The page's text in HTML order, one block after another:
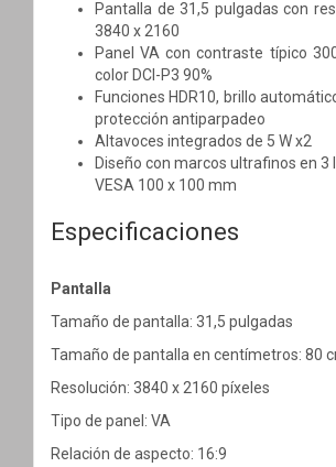
Pantalla de 31,5 pulgadas con
3840 x 2160
Panel VA con contraste típico
color DCI-P3 90%
Funciones HDR10, brillo
protección antiparpadeo
Altavoces integrados de 5 W x2
Diseño con marcos ultrafinos en 3
VESA 100 x 100 mm
Especificaciones
Pantalla
Tamaño de pantalla: 31,5 pulgadas
Tamaño de pantalla en centímetros: 80
Resolución: 3840 x 2160 píxeles
Tipo de panel: VA
Relación de aspecto: 16:9